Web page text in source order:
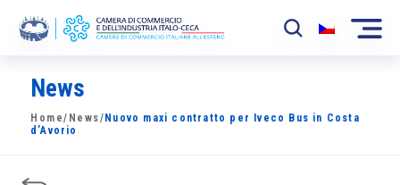
La Camera
News
News
Home/ News/ Nuovo maxi contratto per Iveco Bus in Costa
d’Avorio